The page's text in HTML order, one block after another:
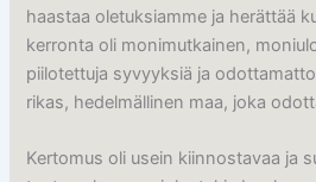
haastaa oletuksiamme ja herättää
kerronta oli monimutkainen,
piilotettuja syvyyksiä ja
rikas, hedelmällinen maa, joka
Kertomus oli usein kiinnostavaa ja